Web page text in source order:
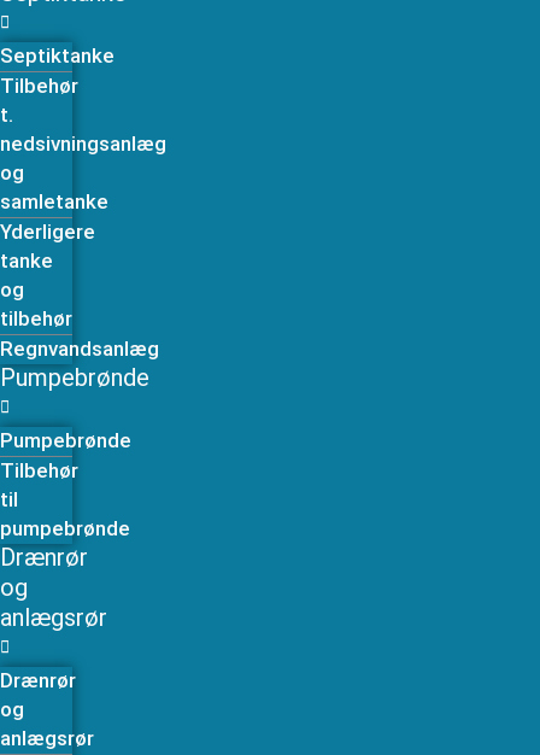
Septiktanke
Tilbehør
t.
nedsivningsanlæg
og
samletanke
Yderligere
tanke
og
tilbehør
Regnvandsanlæg
Pumpebrønde
Pumpebrønde
Tilbehør
til
pumpebrønde
Drænrør
og
anlægsrør
Drænrør
og
anlægsrør